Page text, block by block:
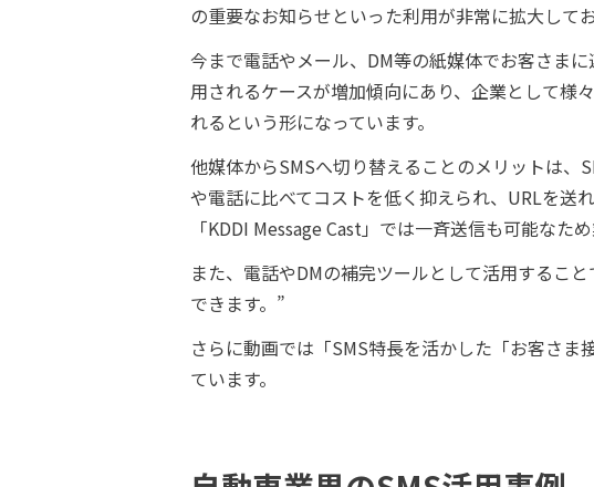
の重要なお知らせといった利用が非常に拡大して
今まで電話やメール、DM等の紙媒体でお客さま
用されるケースが増加傾向にあり、企業として様
れるという形になっています。
他媒体からSMSへ切り替えることのメリットは、
や電話に比べてコストを低く抑えられ、URLを送
「KDDI Message Cast」では一斉送信も可能なた
また、電話やDMの補完ツールとして活用するこ
できます。”
さらに動画では「SMS特長を活かした「お客さ
ています。